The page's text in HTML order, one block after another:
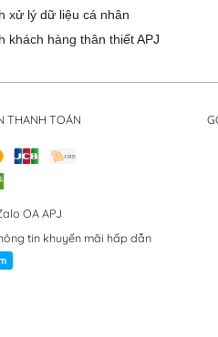
xử lý dữ liệu cá nhân
khách hàng thân thiết APJ
THANH TOÁN
OA APJ
tin khuyến mãi hấp dẫn